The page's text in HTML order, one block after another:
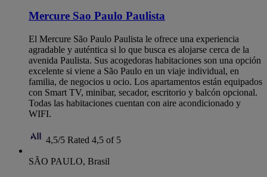
Mercure Sao Paulo Paulista
El Mercure São Paulo Paulista le ofrece una experiencia
agradable y auténtica si lo que busca es alojarse cerca de la
avenida Paulista. Sus acogedoras habitaciones son una opción
excelente si viene a São Paulo en un viaje individual, en
familia, de negocios u ocio. Los apartamentos están equipados
con Smart TV, minibar, secador, escritorio y balcón opcional.
Todas las habitaciones cuentan con aire acondicionado y
WIFI.
4,5/5 Rated 4,5 of 5
SÃO PAULO, Brasil